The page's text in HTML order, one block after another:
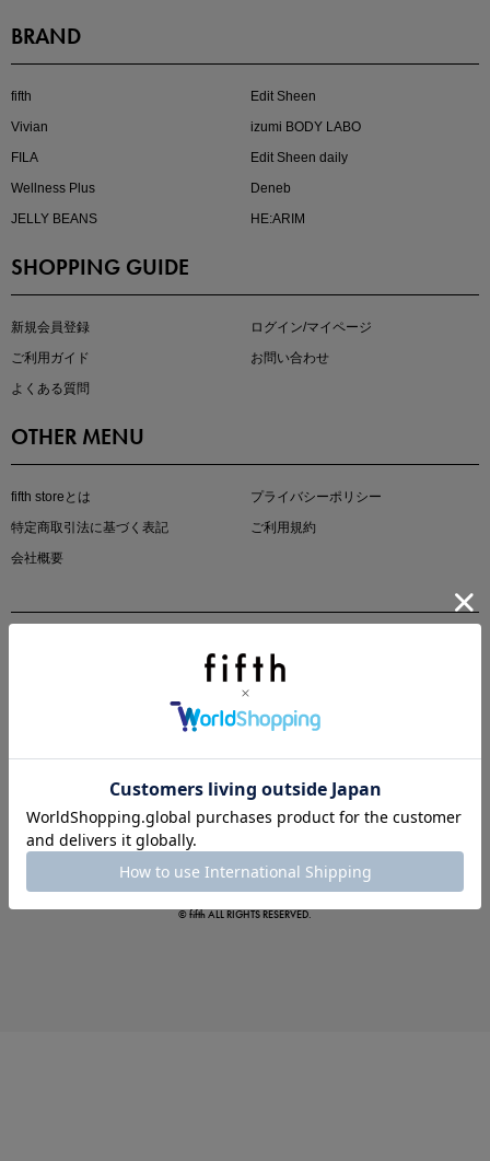
大人の着映えアイテム5選
マストバイアイテム
この夏の主役確定！
BRAND
fifth
Edit Sheen
Vivian
izumi BODY LABO
FILA
Edit Sheen daily
Wellness Plus
Deneb
JELLY BEANS
HE:ARIM
SHOPPING GUIDE
新規会員登録
ログイン/マイページ
ご利用ガイド
お問い合わせ
よくある質問
OTHER MENU
fifth storeとは
プライバシーポリシー
特定商取引法に基づく表記
ご利用規約
会社概要
© fifth ALL RIGHTS RESERVED.